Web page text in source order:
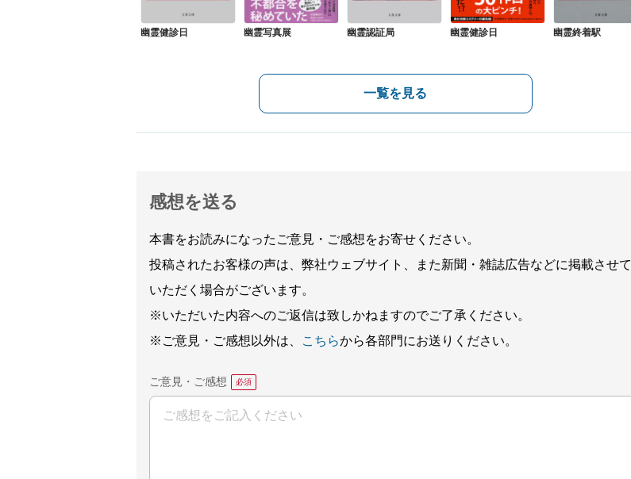
幽霊健診日 幽霊写真展 幽霊認証局 幽霊健診日 幽霊終着駅
一覧を見る
感想を送る
本書をお読みになったご意見・ご感想をお寄せください。
投稿されたお客様の声は、弊社ウェブサイト、また新聞・雑誌広告などに掲載させて
いただく場合がございます。
※いただいた内容へのご返信は致しかねますのでご了承ください。
※ご意見・ご感想以外は、
こちらから各部門にお送りください。
ご意見・ご感想